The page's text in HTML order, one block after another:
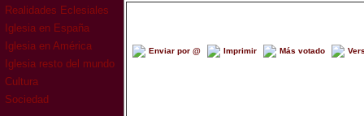
Realidades Eclesiales
Iglesia en España
Iglesia en América
Iglesia resto del mundo
Cultura
Sociedad
Enviar por @ Imprimir Más votado